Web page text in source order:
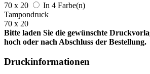
70 x 20
In 4 Farbe(n)
Tampondruck
70 x 20
Bitte laden Sie die gewünschte
hoch oder nach Abschluss der Bestellung.
Druckinformationen